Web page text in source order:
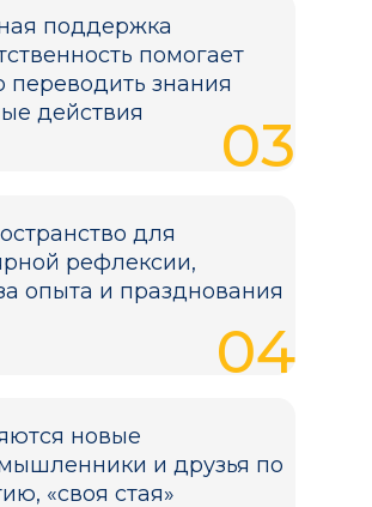
поддержка
помогает
переводить знания
действия
для
рефлексии,
опыта и празднования
новые
и друзья по
«своя стая»
03
04